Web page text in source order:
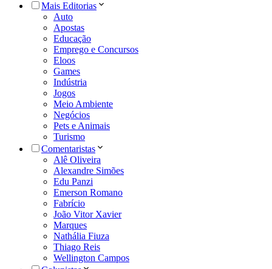
Mais Editorias
Auto
Apostas
Educação
Emprego e Concursos
Eloos
Games
Indústria
Jogos
Meio Ambiente
Negócios
Pets e Animais
Turismo
Comentaristas
Alê Oliveira
Alexandre Simões
Edu Panzi
Emerson Romano
Fabrício
João Vitor Xavier
Marques
Nathália Fiuza
Thiago Reis
Wellington Campos